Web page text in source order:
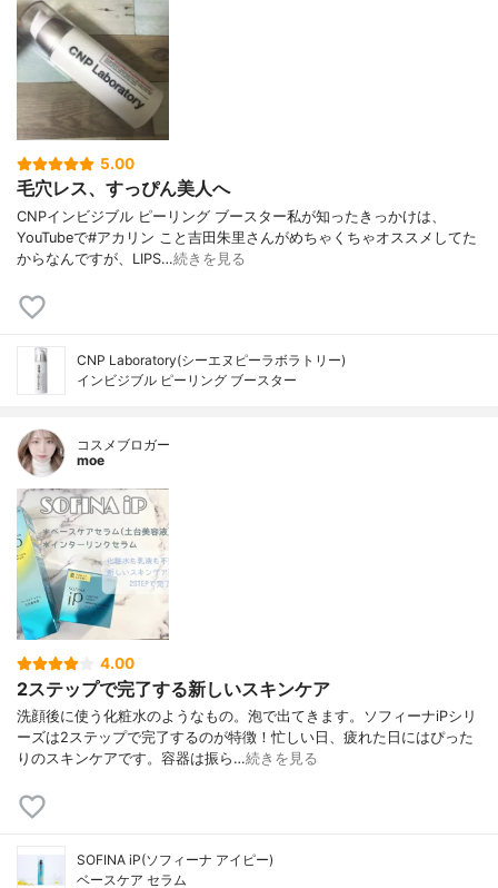
5.00
毛穴レス、すっぴん美人へ
CNPインビジブル ピーリング ブースター私が知ったきっかけは、
YouTubeで#アカリン こと吉田朱里さんがめちゃくちゃオススメしてた
からなんですが、LIPS…続きを見る
CNP Laboratory(シーエヌピーラボラトリー)
インビジブル ピーリング ブースター
コスメブロガー
moe
4.00
2ステップで完了する新しいスキンケア
洗顔後に使う化粧水のようなもの。泡で出てきます。ソフィーナiPシリ
ーズは2ステップで完了するのが特徴！忙しい日、疲れた日にはぴった
りのスキンケアです。容器は振ら…続きを見る
SOFINA iP(ソフィーナ アイピー)
ベースケア セラム